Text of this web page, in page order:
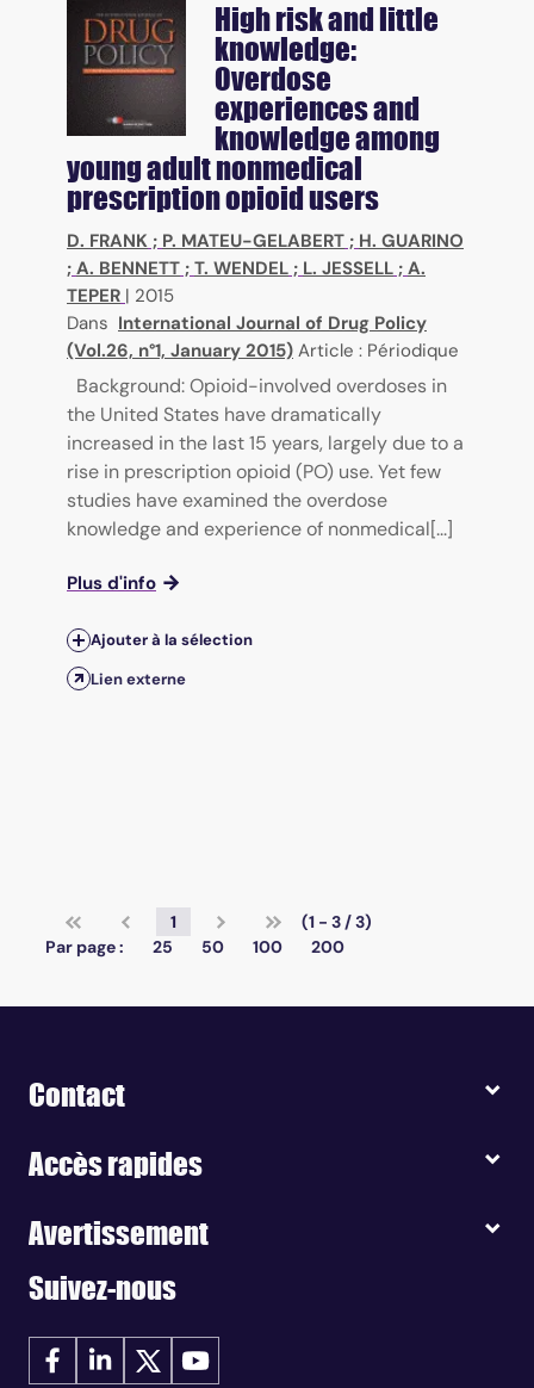
High risk and little
knowledge:
Overdose
experiences and
knowledge among
young adult nonmedical
prescription opioid users
D. FRANK ; P. MATEU-GELABERT ; H. GUARINO
; A. BENNETT ; T. WENDEL ; L. JESSELL ; A.
TEPER | 2015
Dans International Journal of Drug Policy
(Vol.26, n°1, January 2015) Article : Périodique
Background: Opioid-involved overdoses in
the United States have dramatically
increased in the last 15 years, largely due to a
rise in prescription opioid (PO) use. Yet few
studies have examined the overdose
knowledge and experience of nonmedical[...]
Plus d'info
Ajouter à la sélection
Lien externe
1
(1 - 3 / 3)
Par page :
25 50 100 200
Contact
Accès rapides
Avertissement
Suivez-nous